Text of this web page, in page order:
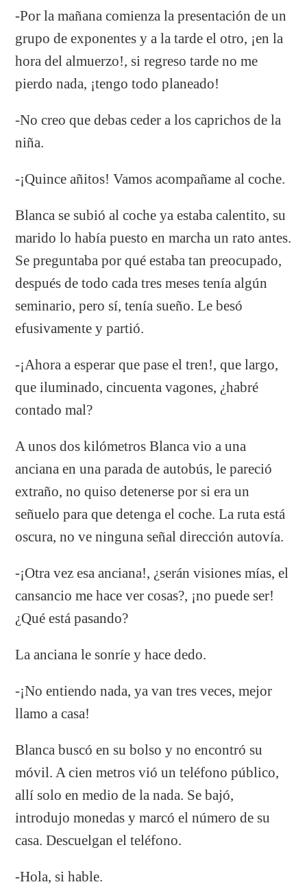
-Por la mañana comienza la presentación de un
grupo de exponentes y a la tarde el otro, ¡en la
hora del almuerzo!, si regreso tarde no me
pierdo nada, ¡tengo todo planeado!
-No creo que debas ceder a los caprichos de la
niña.
-¡Quince añitos! Vamos acompañame al coche.
Blanca se subió al coche ya estaba calentito, su
marido lo había puesto en marcha un rato antes.
Se preguntaba por qué estaba tan preocupado,
después de todo cada tres meses tenía algún
seminario, pero sí, tenía sueño. Le besó
efusivamente y partió.
-¡Ahora a esperar que pase el tren!, que largo,
que iluminado, cincuenta vagones, ¿habré
contado mal?
A unos dos kilómetros Blanca vio a una
anciana en una parada de autobús, le pareció
extraño, no quiso detenerse por si era un
señuelo para que detenga el coche. La ruta está
oscura, no ve ninguna señal dirección autovía.
-¡Otra vez esa anciana!, ¿serán visiones mías, el
cansancio me hace ver cosas?, ¡no puede ser!
¿Qué está pasando?
La anciana le sonríe y hace dedo.
-¡No entiendo nada, ya van tres veces, mejor
llamo a casa!
Blanca buscó en su bolso y no encontró su
móvil. A cien metros vió un teléfono público,
allí solo en medio de la nada. Se bajó,
introdujo monedas y marcó el número de su
casa. Descuelgan el teléfono.
-Hola, si hable.